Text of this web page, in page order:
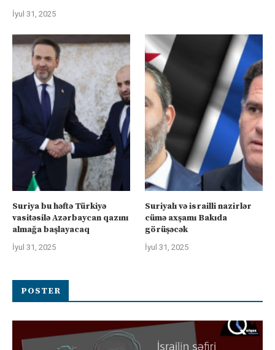
İyul 31, 2025
Suriya bu həftə Türkiyə
vasitəsilə Azərbaycan qazını
almağa başlayacaq
İyul 31, 2025
Suriyalı və israilli nazirlər
cümə axşamı Bakıda
görüşəcək
İyul 31, 2025
POSTER